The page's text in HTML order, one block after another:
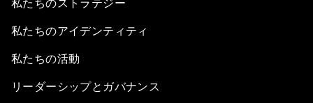
私たちのストラテジー
私たちのアイデンティティ
私たちの活動
リーダーシップとガバナンス